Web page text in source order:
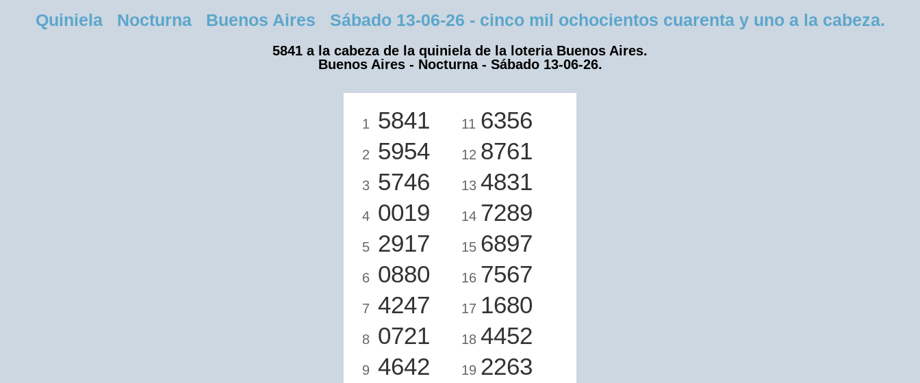
Quiniela Nocturna Buenos Aires Sábado 13-06-26 - cinco mil ochocientos cuarenta y uno a la cabeza.
5841 a la cabeza de la quiniela de la loteria Buenos Aires.
Buenos Aires - Nocturna - Sábado 13-06-26.
1 5841
2 5954
3 5746
4 0019
5 2917
6 0880
7 4247
8 0721
9 4642
11 6356
12 8761
13 4831
14 7289
15 6897
16 7567
17 1680
18 4452
19 2263